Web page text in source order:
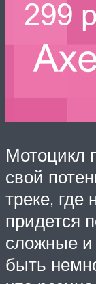
Мотоцикл
свой
треке,
придется
сложные и
быть